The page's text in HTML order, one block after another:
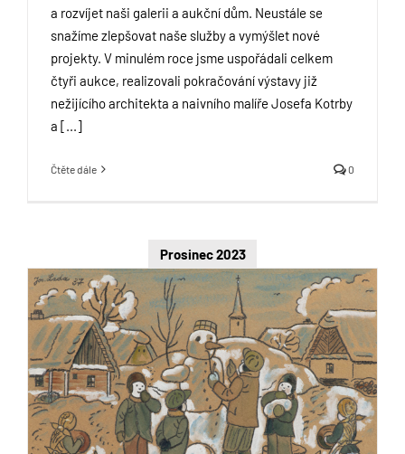
a rozvíjet naši galerii a aukční dům. Neustále se
snažíme zlepšovat naše služby a vymýšlet nové
projekty. V minulém roce jsme uspořádali celkem
čtyři aukce, realizovali pokračování výstavy již
nežijícího architekta a naivního malíře Josefa Kotrby
a [...]
Čtěte dále 0
Prosinec 2023